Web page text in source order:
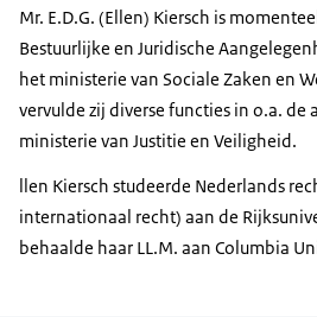
Mr. E.D.G. (Ellen) Kiersch is
Bestuurlijke en Juridische
het ministerie van Sociale Zaken en
vervulde zij diverse functies in o.a. de
ministerie van Justitie en Veiligheid.
llen Kiersch studeerde Nederlands
internationaal recht) aan de
behaalde haar LL.M. aan Columbia